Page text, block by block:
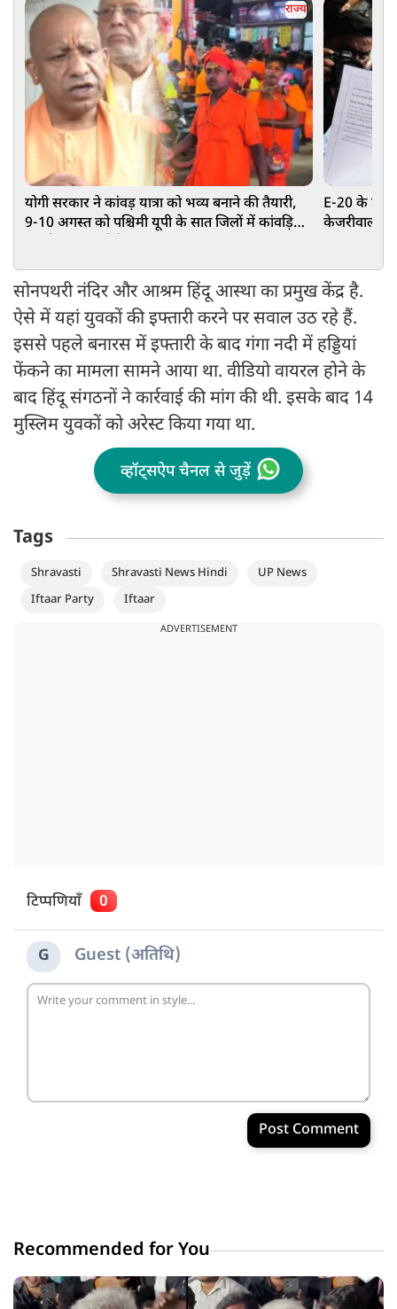
राज्य
योगी सरकार ने कांवड़ यात्रा को भव्य बनाने की तैयारी,
9-10 अगस्त को पश्चिमी यूपी के सात जिलों में कांवड़ियों
E-20 के
केजरीवाल,
सोनपथरी नंदिर और आश्रम हिंदू आस्था का प्रमुख केंद्र है.
ऐसे में यहां युवकों की इफ्तारी करने पर सवाल उठ रहे हैं.
इससे पहले बनारस में इफ्तारी के बाद गंगा नदी में हड्डियां
फेंकने का मामला सामने आया था. वीडियो वायरल होने के
बाद हिंदू संगठनों ने कार्रवाई की मांग की थी. इसके बाद 14
मुस्लिम युवकों को अरेस्ट किया गया था.
व्हॉट्सऐप चैनल से जुड़ें
Tags
Shravasti Shravasti News Hindi
UP News
Iftaar Party
Iftaar
ADVERTISEMENT
टिप्पणियाँ 0
G Guest (अतिथि)
Post Comment
Recommended for You